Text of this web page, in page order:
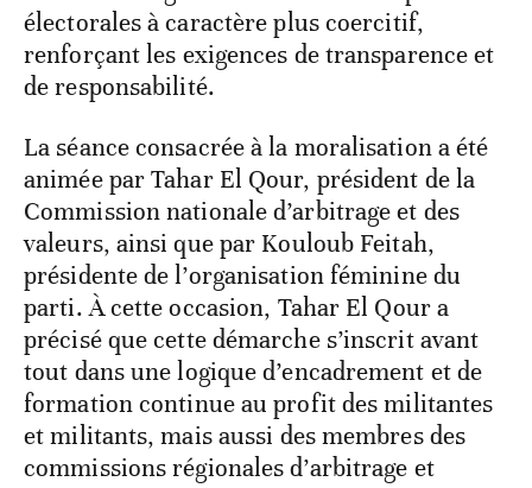
électorales à caractère plus coercitif,
renforçant les exigences de transparence et
de responsabilité.
La séance consacrée à la moralisation a été
animée par Tahar El Qour, président de la
Commission nationale d’arbitrage et des
valeurs, ainsi que par Kouloub Feitah,
présidente de l’organisation féminine du
parti. À cette occasion, Tahar El Qour a
précisé que cette démarche s’inscrit avant
tout dans une logique d’encadrement et de
formation continue au profit des militantes
et militants, mais aussi des membres des
commissions régionales d’arbitrage et